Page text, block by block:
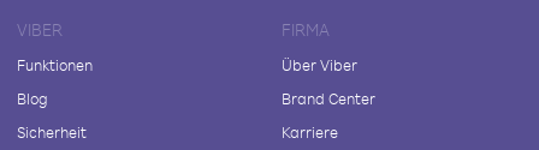
VIBER
Funktionen
Blog
Sicherheit
FIRMA
Über Viber
Brand Center
Karriere